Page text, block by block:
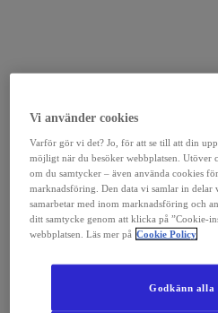
Vi använder cookies
Varför gör vi det? Jo, för att se till att din
möjligt när du besöker webbplatsen. Utöver
om du samtycker – även använda cookies
marknadsföring. Den data vi samlar in delar
samarbetar med inom marknadsföring och
ditt samtycke genom att klicka på ”Cookie-
webbplatsen. Läs mer på Cookie Policy
Godkänn alla